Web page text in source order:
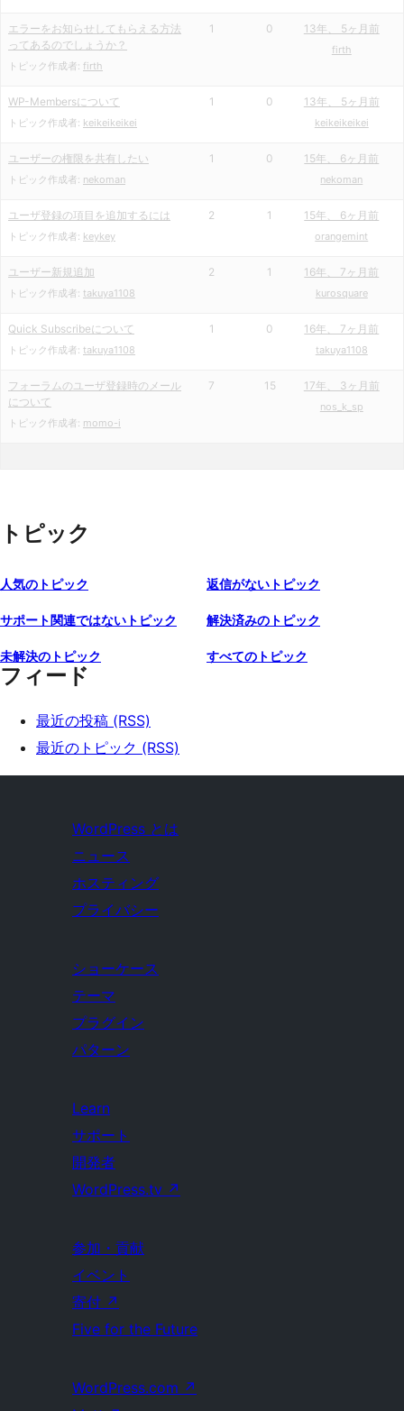
エラーをお知らせしてもらえる方法
ってあるのでしょうか？
トピック作成者: firth
1 0 13年、 5ヶ月前
firth
WP-Membersについて
トピック作成者: keikeikeikei
1 0 13年、 5ヶ月前
keikeikeikei
ユーザーの権限を共有したい
トピック作成者: nekoman
1 0 15年、 6ヶ月前
nekoman
ユーザ登録の項目を追加するには
トピック作成者: keykey
2 1 15年、 6ヶ月前
orangemint
ユーザー新規追加
トピック作成者: takuya1108
2 1 16年、 7ヶ月前
kurosquare
Quick Subscribeについて
トピック作成者: takuya1108
1 0 16年、 7ヶ月前
takuya1108
フォーラムのユーザ登録時のメール
について
トピック作成者: momo-i
7 15 17年、 3ヶ月前
nos_k_sp
トピック
人気のトピック 返信がないトピック
サポート関連ではないトピック 解決済みのトピック
未解決のトピック すべてのトピック
フィード
最近の投稿 (RSS)
最近のトピック (RSS)
WordPress とは
ニュース
ホスティング
プライバシー
ショーケース
テーマ
プラグイン
パターン
Learn
サポート
開発者
WordPress.tv ↗
参加・貢献
イベント
寄付 ↗
Five for the Future
WordPress.com ↗